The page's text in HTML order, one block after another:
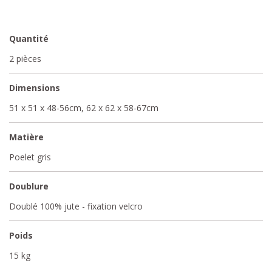
Quantité
2 pièces
Dimensions
51 x 51 x 48-56cm, 62 x 62 x 58-67cm
Matière
Poelet gris
Doublure
Doublé 100% jute - fixation velcro
Poids
15 kg